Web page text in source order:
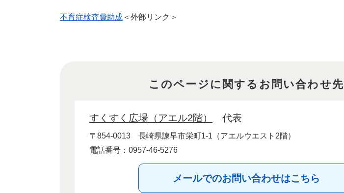
不育症検査費助成 ＜外部リンク＞
このページに関するお問い合わせ先
すくすく広場（アエル2階） 代表
〒854-0013
長崎県諫早市栄町1-1（アエルウエスト2階）
電話番号：0957-46-5276
メールでのお問い合わせはこちら